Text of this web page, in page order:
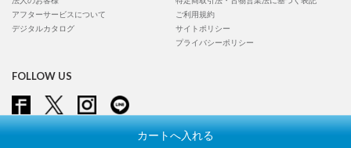
カートへ入れる
アフターサービスについて
デジタルカタログ
ご利用規約
サイトポリシー
プライバシーポリシー
FOLLOW US
Copyright © Conran Shop Japan Ltd. All rights reserved.